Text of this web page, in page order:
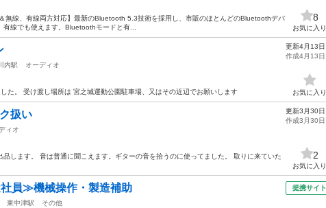
無線、有線両方対応】最新のBluetooth 5.3技術を採用し、市販のほとんどのBluetoothデバ
線でも使えます。Bluetoothモードと有...
8
お気に入り
川内駅
オーディオ
た。 受け渡し場所は 宮之城運動公園駐車場、又はその近辺でお願いします
更新4月13日
作成4月13日
お気に入り
扱い
ィオ
します。 音は普通に聞こえます。ギターの音を拾うのに使ってました。 取りに来ていた
更新3月30日
作成3月30日
2
お気に入り
員≫機械操作・製造補助
東中津駅 その他
提携サイト